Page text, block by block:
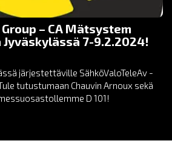
– CA Mätsystem
7-9.2.2024!
järjestettäville SähköValoTeleAv -
tutustumaan Chauvin Arnoux sekä
D 101!